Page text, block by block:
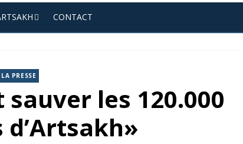
CONTACT
PRESSE
les 120.000